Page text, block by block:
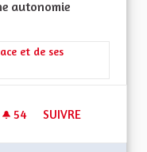
autonomie
: L'attractivité
et de ses
54 54 ABONNÉS
SUIVRE